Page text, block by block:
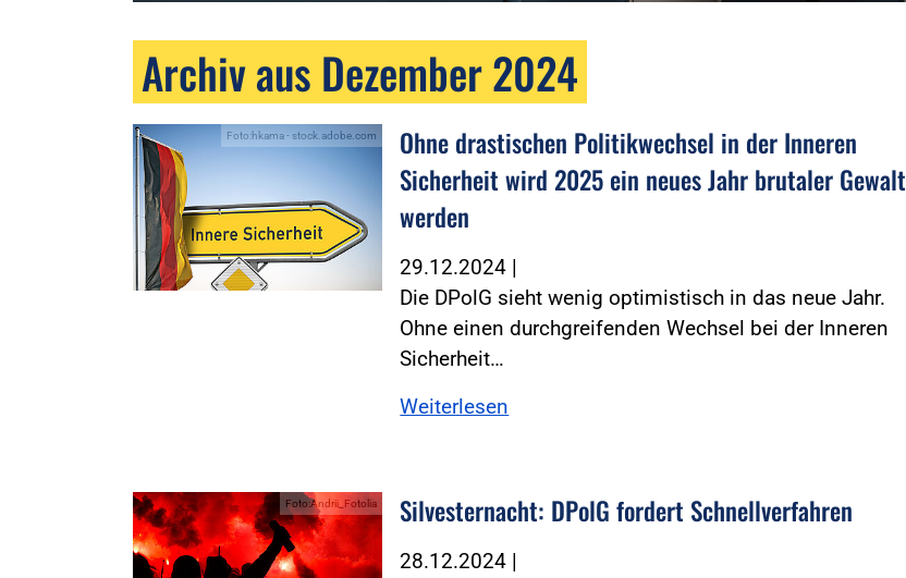
Archiv aus Dezember 2024
Foto:hkama - stock.adobe.com
Ohne drastischen Politikwechsel in der Inneren
Sicherheit wird 2025 ein neues Jahr brutaler Gewalt
werden
29.12.2024 |
Die DPolG sieht wenig optimistisch in das neue Jahr.
Ohne einen durchgreifenden Wechsel bei der Inneren
Sicherheit…
Weiterlesen
Foto:Andrii_Fotolia Silvesternacht: DPolG fordert Schnellverfahren
28.12.2024 |